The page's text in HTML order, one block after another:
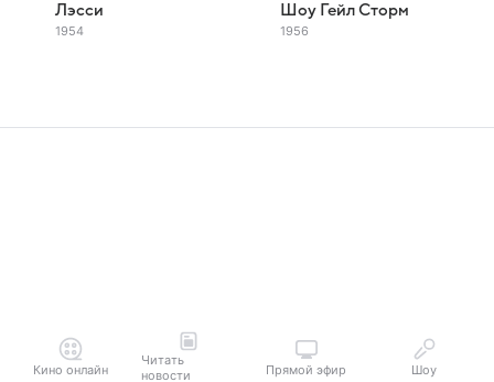
Лэсси
1954
Шоу Гейл Сторм
1956
Кино онлайн
Читать
новости
Прямой эфир Шоу